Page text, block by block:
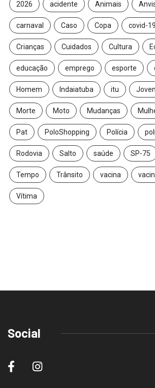
2026 acidente Animais
carnaval Caso Copa covid-19
Crianças Cuidados Cultura
educação emprego esporte
Homem Indaiatuba itu
Morte Moto Mudanças
Pat PoloShopping Polícia
Rodovia Salto saúde SP-75
Tempo Trânsito vacina
Vítima
Social